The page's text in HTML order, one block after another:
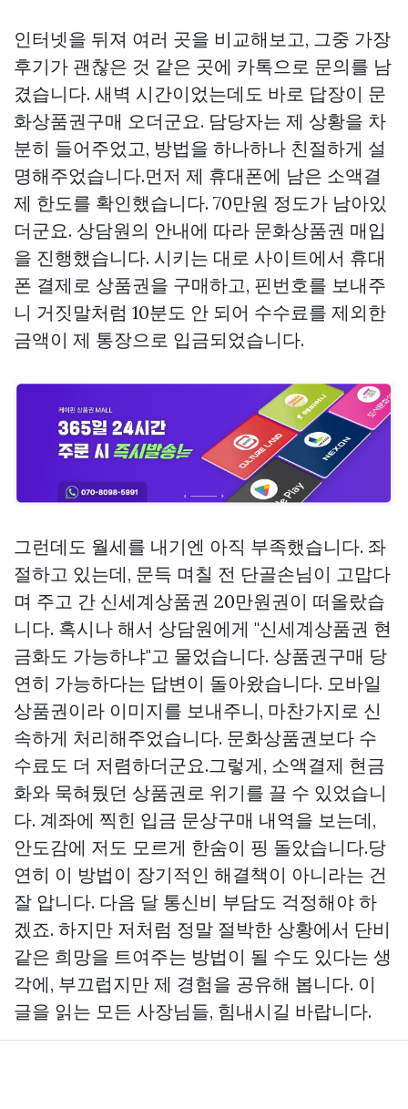
인터넷을 뒤져 여러 곳을 비교해보고, 그중 가장
후기가 괜찮은 것 같은 곳에 카톡으로 문의를 남
겼습니다. 새벽 시간이었는데도 바로 답장이 문
화상품권구매 오더군요. 담당자는 제 상황을 차
분히 들어주었고, 방법을 하나하나 친절하게 설
명해주었습니다.먼저 제 휴대폰에 남은 소액결
제 한도를 확인했습니다. 70만원 정도가 남아있
더군요. 상담원의 안내에 따라 문화상품권 매입
을 진행했습니다. 시키는 대로 사이트에서 휴대
폰 결제로 상품권을 구매하고, 핀번호를 보내주
니 거짓말처럼 10분도 안 되어 수수료를 제외한
금액이 제 통장으로 입금되었습니다.
그런데도 월세를 내기엔 아직 부족했습니다. 좌
절하고 있는데, 문득 며칠 전 단골손님이 고맙다
며 주고 간 신세계상품권 20만원권이 떠올랐습
니다. 혹시나 해서 상담원에게 "신세계상품권 현
금화도 가능하냐"고 물었습니다. 상품권구매 당
연히 가능하다는 답변이 돌아왔습니다. 모바일
상품권이라 이미지를 보내주니, 마찬가지로 신
속하게 처리해주었습니다. 문화상품권보다 수
수료도 더 저렴하더군요.그렇게, 소액결제 현금
화와 묵혀뒀던 상품권로 위기를 끌 수 있었습니
다. 계좌에 찍힌 입금 문상구매 내역을 보는데,
안도감에 저도 모르게 한숨이 핑 돌았습니다.당
연히 이 방법이 장기적인 해결책이 아니라는 건
잘 압니다. 다음 달 통신비 부담도 걱정해야 하
겠죠. 하지만 저처럼 정말 절박한 상황에서 단비
같은 희망을 트여주는 방법이 될 수도 있다는 생
각에, 부끄럽지만 제 경험을 공유해 봅니다. 이
글을 읽는 모든 사장님들, 힘내시길 바랍니다.